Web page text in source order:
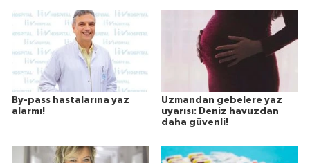
By-pass hastalarına yaz
alarmı!
Uzmandan gebelere yaz
uyarısı: Deniz havuzdan
daha güvenli!